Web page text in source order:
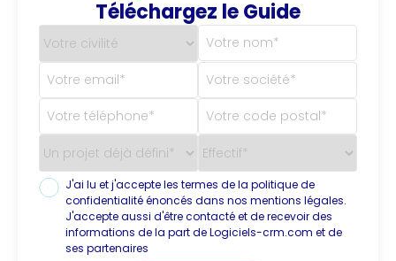
Téléchargez le Guide
J'ai lu et j'accepte les termes de la politique de
confidentialité énoncés dans nos mentions légales.
J'accepte aussi d'être contacté et de recevoir des
informations de la part de Logiciels-crm.com et de
ses partenaires